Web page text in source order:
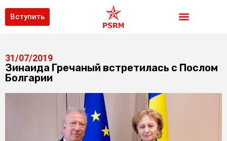
Вступить
31/07/2019
Зинаида Гречаный встретилась с Послом
Болгарии